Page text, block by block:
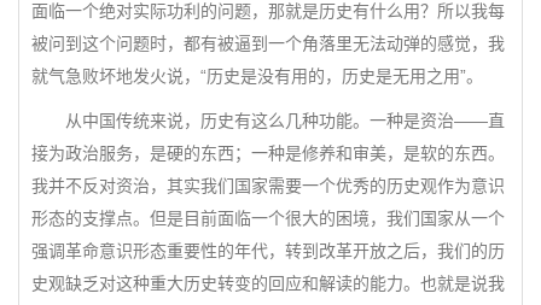
面临一个绝对实际功利的问题，那就是历史有什么用？所以我每
被问到这个问题时，都有被逼到一个角落里无法动弹的感觉，我
就气急败坏地发火说，“历史是没有用的，历史是无用之用”。
从中国传统来说，历史有这么几种功能。一种是资治——直
接为政治服务，是硬的东西；一种是修养和审美，是软的东西。
我并不反对资治，其实我们国家需要一个优秀的历史观作为意识
形态的支撑点。但是目前面临一个很大的困境，我们国家从一个
强调革命意识形态重要性的年代，转到改革开放之后，我们的历
史观缺乏对这种重大历史转变的回应和解读的能力。也就是说我